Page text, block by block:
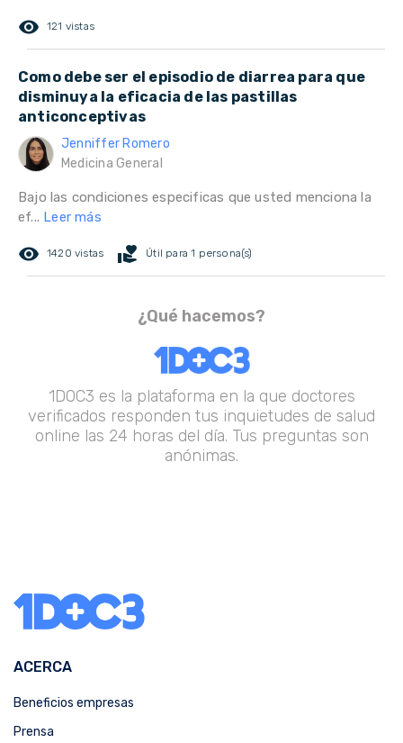
remove_red_eye 121 vistas
Como debe ser el episodio de diarrea para que
disminuya la eficacia de las pastillas
anticonceptivas
Jenniffer Romero
Medicina General
Bajo las condiciones especificas que usted menciona la
ef... Leer más
remove_red_eye 1420 vistas volunteer_activism Útil para 1 persona(s)
¿Qué hacemos?
1DOC3 es la plataforma en la que doctores
verificados responden tus inquietudes de salud
online las 24 horas del día. Tus preguntas son
anónimas.
ACERCA
Beneficios empresas
Prensa